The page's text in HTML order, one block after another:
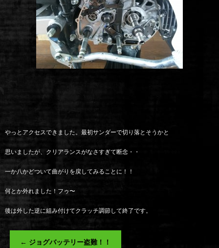
やっとアクセスできました。最初サンダーで切り落とそうかと
思いましたが、クリアランスがなさすぎて断念・・
一か八かどついて曲がりを戻してみることに！！
何とか外れました！フゥ〜
後は外した逆に組み付けてクラッチ調節して終了です。
← ジョグバッテリー盗難！！